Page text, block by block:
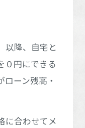
以降、自宅と
０円にできる
ローン残高・
に合わせてメ